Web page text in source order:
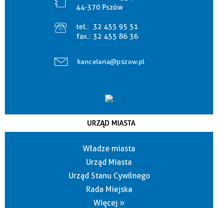
44-370 Pszów
tel.: 32 455 95 51
fax.: 32 455 86 36
kancelaria@pszow.pl
URZĄD MIASTA
Władze miasta
Urząd Miasta
Urząd Stanu Cywilnego
Rada Miejska
Więcej »